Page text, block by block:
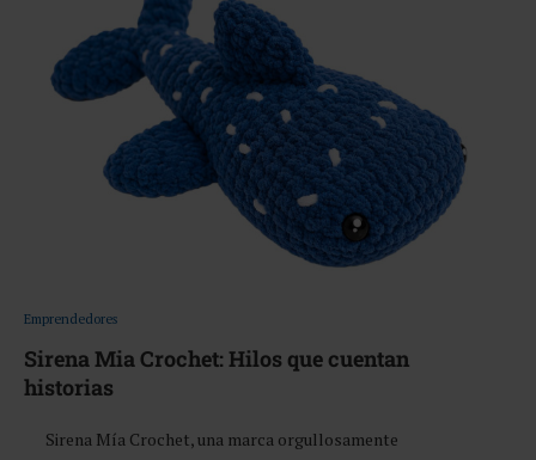
Emprendedores
Sirena Mia Crochet: Hilos que cuentan
historias
Sirena Mía Crochet, una marca orgullosamente